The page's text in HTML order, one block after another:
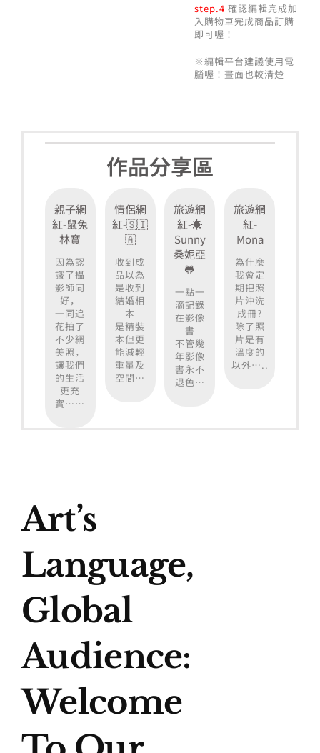
step.4確認編輯完成加
入購物車完成商品訂購
即可喔！
※編輯平台建議使用電
腦喔！畫面也較清楚
作品分享區
親子網
紅-鼠兔
林寶
因為認
識了攝
影師同
好，
一同追
花拍了
不少網
美照，
讓我們
的生活
更充
實……
情侶網
紅-🇸​🇮​
🇦
收到成
品以為
是收到
結婚相
本
是精裝
本但更
能減輕
重量及
空間…
旅遊網
紅-☀️
Sunny
桑妮亞
🐸
一點一
滴記錄
在影像
書
不管幾
年影像
書永不
退色…
旅遊網
紅-
Mona
為什麼
我會定
期把照
片沖洗
成冊?
除了照
片是有
溫度的
以外…..
Art’s
Language,
Global
Audience:
Welcome